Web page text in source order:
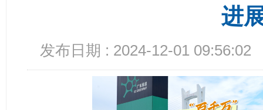
进
发布日期 : 2024-12-01 09:56:02